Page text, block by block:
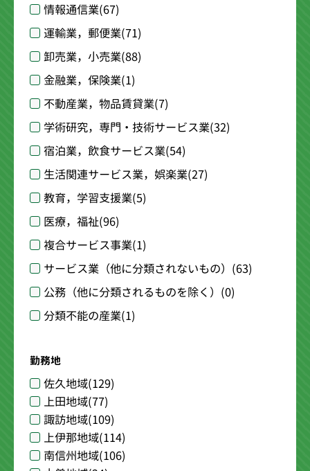
情報通信業(67)
運輸業，郵便業(71)
卸売業，小売業(88)
金融業，保険業(1)
不動産業，物品賃貸業(7)
学術研究，専門・技術サービス業(32)
宿泊業，飲食サービス業(54)
生活関連サービス業，娯楽業(27)
教育，学習支援業(5)
医療，福祉(96)
複合サービス事業(1)
サービス業（他に分類されないもの） (63)
公務（他に分類されるものを除く） (0)
分類不能の産業(1)
勤務地
佐久地域(129)
上田地域(77)
諏訪地域(109)
上伊那地域(114)
南信州地域(106)